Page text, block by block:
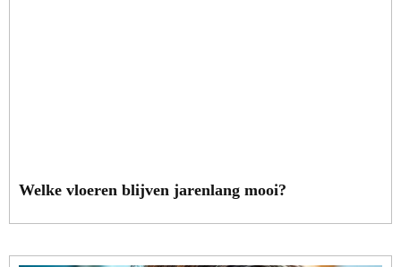
Welke vloeren blijven jarenlang mooi?